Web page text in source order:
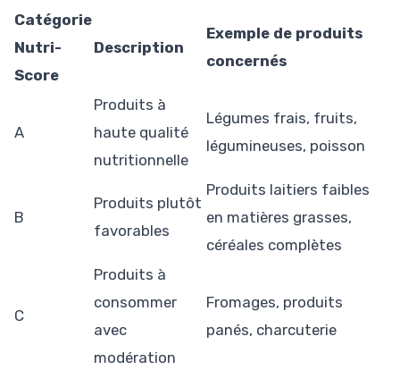
Catégorie
Nutri-
Score
Description
Exemple de produits
concernés
A
Produits à
haute qualité
nutritionnelle
Légumes frais, fruits,
légumineuses, poisson
B
Produits plutôt
favorables
Produits laitiers faibles
en matières grasses,
céréales complètes
C
Produits à
consommer
avec
modération
Fromages, produits
panés, charcuterie